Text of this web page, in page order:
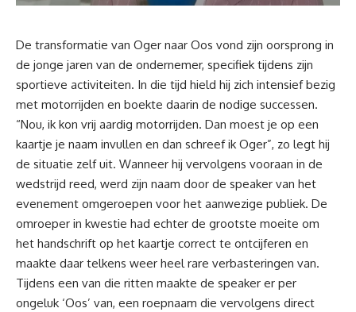
De transformatie van Oger naar Oos vond zijn oorsprong in
de jonge jaren van de ondernemer, specifiek tijdens zijn
sportieve activiteiten. In die tijd hield hij zich intensief bezig
met motorrijden en boekte daarin de nodige successen.
“Nou, ik kon vrij aardig motorrijden. Dan moest je op een
kaartje je naam invullen en dan schreef ik Oger”, zo legt hij
de situatie zelf uit. Wanneer hij vervolgens vooraan in de
wedstrijd reed, werd zijn naam door de speaker van het
evenement omgeroepen voor het aanwezige publiek. De
omroeper in kwestie had echter de grootste moeite om
het handschrift op het kaartje correct te ontcijferen en
maakte daar telkens weer heel rare verbasteringen van.
Tijdens een van die ritten maakte de speaker er per
ongeluk ‘Oos’ van, een roepnaam die vervolgens direct